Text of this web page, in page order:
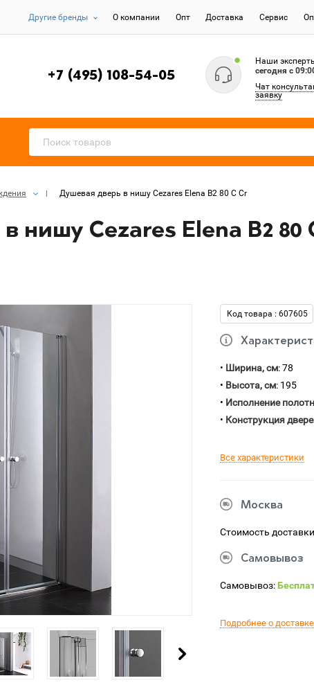
Другие бренды О компании Опт Доставка Сервис
+7 (495) 108-54-05
Наши
сегодня c
Чат
заявку
Душевая дверь в нишу Cezares Elena B2 80 C Cr
нишу Cezares Elena B2 80
Код товара : 607605
• Ширина, см: 78
• Высота, см: 195
• Исполнение
• Конструкция
Все характеристики
Москва
Стоимость
Самовывоз
Самовывоз:
Подробнее о доставке